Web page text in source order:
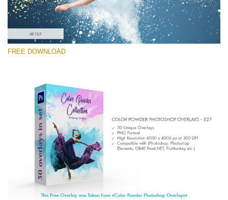
Color Powder
(30 Overlays)
Large 6000*4000px
Entire Collection
(1783 Overlays)
Large 6000*4000px
Tải xuống miễn phí
FREE DOWNLOAD